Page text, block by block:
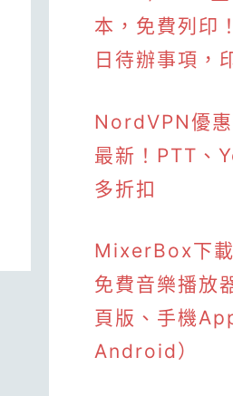
本，免費列印
日待辦事項，
NordVPN優
最新！PTT、
多折扣
MixerBox下
免費音樂播放
頁版、手機
Android）